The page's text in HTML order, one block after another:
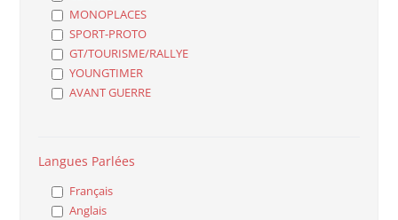
MONOPLACES
SPORT-PROTO
GT/TOURISME/RALLYE
YOUNGTIMER
AVANT GUERRE
Langues Parlées
Français
Anglais